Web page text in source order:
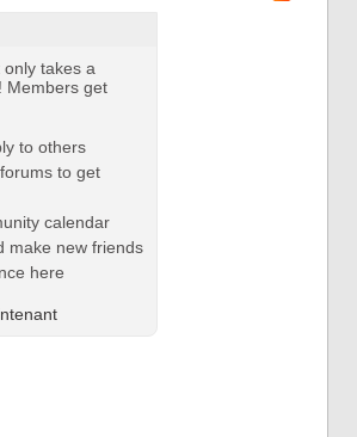
takes a
Members get
to others
to get
calendar
make new friends
here